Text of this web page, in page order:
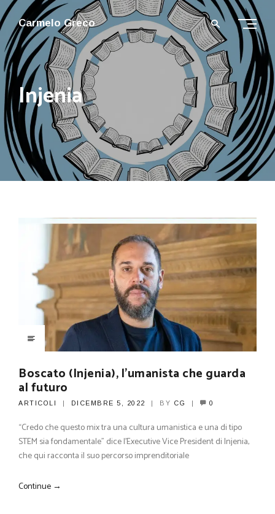
Carmelo Greco
Injenia
Boscato (Injenia), l’umanista che guarda
al futuro
ARTICOLI DICEMBRE 5, 2022 BY CG 0
“Credo che questo mix tra una cultura umanistica e una di tipo
STEM sia fondamentale” dice l’Executive Vice President di Injenia,
che qui racconta il suo percorso imprenditoriale
Continue →